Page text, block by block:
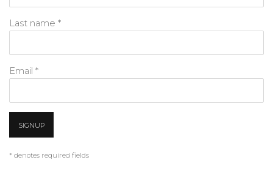
Last name *
Email *
SIGNUP
* denotes required fields